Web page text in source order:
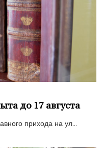
до 17 августа
прихода на ул...